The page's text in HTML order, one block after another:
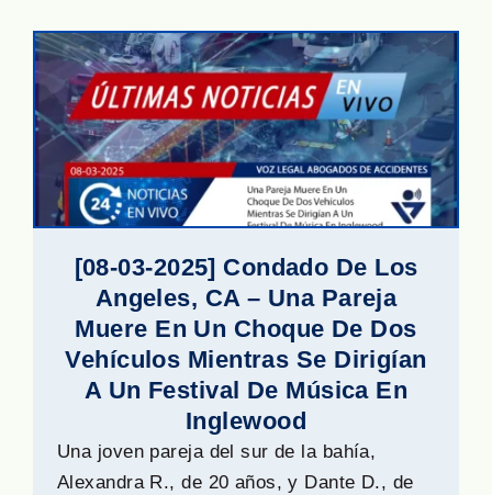
[08-03-2025] Condado De Los
Angeles, CA – Una Pareja
Muere En Un Choque De Dos
Vehículos Mientras Se Dirigían
A Un Festival De Música En
Inglewood
Una joven pareja del sur de la bahía,
Alexandra R., de 20 años, y Dante D., de